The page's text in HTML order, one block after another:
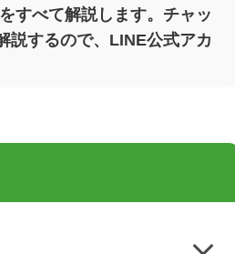
すべて解説します。チャッ
説するので、LINE公式アカ